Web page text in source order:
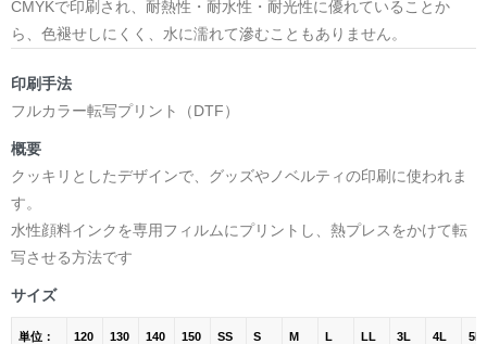
CMYKで印刷され、耐熱性・耐水性・耐光性に優れていることか
ら、色褪せしにくく、水に濡れて滲むこともありません。
印刷手法
フルカラー転写プリント（DTF）
概要
クッキリとしたデザインで、グッズやノベルティの印刷に使われま
す。
水性顔料インクを専用フィルムにプリントし、熱プレスをかけて転
写させる方法です
サイズ
単位：
120 130 140 150 SS S M L LL 3L 4L 5L